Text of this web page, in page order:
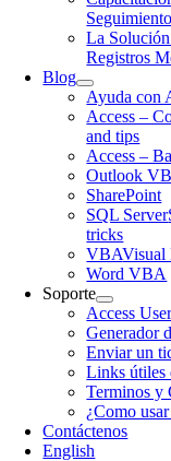
La
Registros
Blog
Ayuda con
Access –
and tips
Access –
Outlook
SharePoint
SQL Server
tricks
VBAVisual
Word VBA
Soporte
Access
Generador
Enviar un
Links útiles
Terminos y
¿Como
Contáctenos
English